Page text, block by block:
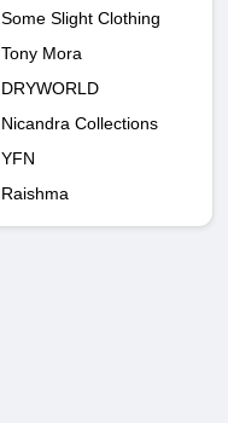
Some Slight Clothing
Tony Mora
DRYWORLD
Nicandra Collections
YFN
Raishma